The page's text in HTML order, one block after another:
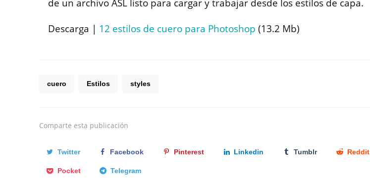
de un archivo ASL listo para cargar y trabajar desde los estilos de capa.
Descarga | 12 estilos de cuero para Photoshop (13.2 Mb)
cuero Estilos styles
Comparte esta publicación
Twitter Facebook Pinterest Linkedin Tumblr Reddit
Pocket Telegram